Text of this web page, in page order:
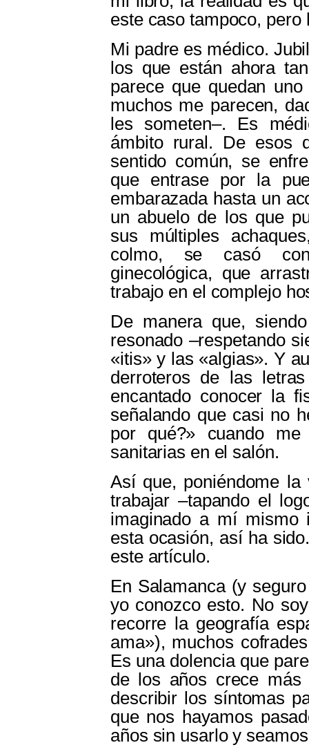
este caso tampoco,
Mi padre es médico.
los que están ahora
parece que quedan
muchos me parecen,
les someten‒. Es
ámbito rural. De esos
sentido común, se
que entrase por la
embarazada hasta un
un abuelo de los que
sus múltiples
colmo, se casó
ginecológica, que
trabajo en el complejo
De manera que,
resonado ‒respetando
«itis» y las «algias». Y
derroteros de las
encantado conocer la
señalando que casi no
por qué?» cuando
sanitarias en el salón.
Así que, poniéndome
trabajar ‒tapando el
imaginado a mí mismo
esta ocasión, así ha
este artículo.
En Salamanca (y
yo conozco esto. No
recorre la geografía
ama»), muchos
Es una dolencia que
de los años crece
describir los síntomas
que nos hayamos
años sin usarlo y